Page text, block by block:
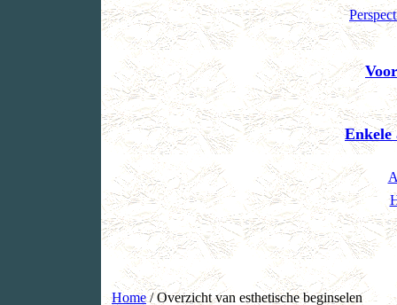
Enkele
Home/ Overzicht van esthetische beginselen